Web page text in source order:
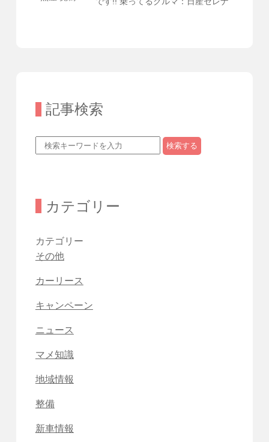
記事検索
検索する
カテゴリー
カテゴリー
その他
カーリース
キャンペーン
ニュース
マメ知識
地域情報
整備
新車情報